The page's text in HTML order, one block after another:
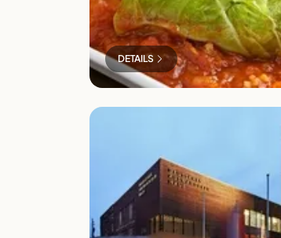
DETAILS
Auswandererhaus in Bremerhaven